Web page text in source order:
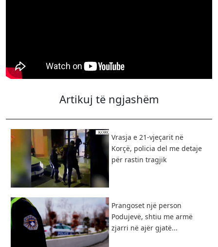
Artikuj të ngjashëm
Vrasja e 21-vjeçarit në
Korçë, policia del me detaje
për rastin tragjik
Prangoset një person
Podujevë, shtiu me armë
zjarri në ajër gjatë...